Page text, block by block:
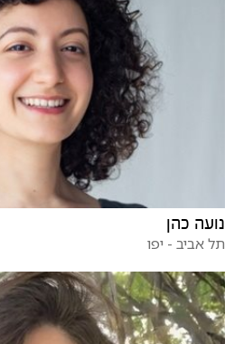
נועה כהן
תל אביב - יפו